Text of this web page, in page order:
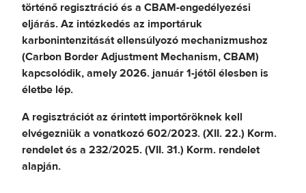
történő regisztráció és a CBAM-engedélyezési
eljárás. Az intézkedés az importáruk
karbonintenzitását ellensúlyozó mechanizmushoz
(Carbon Border Adjustment Mechanism, CBAM)
kapcsolódik, amely 2026. január 1-jétől élesben is
életbe lép.
A regisztrációt az érintett importőröknek kell
elvégezniük a vonatkozó 602/2023. (XII. 22.) Korm.
rendelet és a 232/2025. (VII. 31.) Korm. rendelet
alapján.